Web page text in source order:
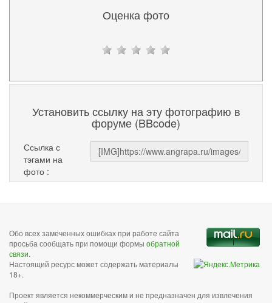
Оценка фото
Установить ссылку на эту фотографию в
форуме (BBcode)
Ссылка с
тэгами на
фото :
Обо всех замеченных ошибках при работе сайта
просьба сообщать при помощи формы обратной
связи.
Настоящий ресурс может содержать материалы
18+.
Проект является некоммерческим и не предназначен для извлечения